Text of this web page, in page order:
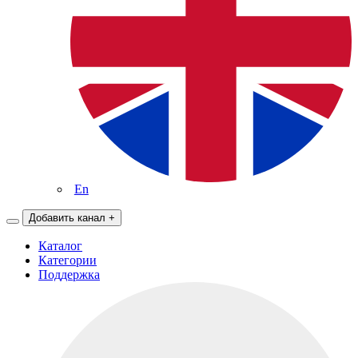
En
Добавить канал +
Каталог
Категории
Поддержка